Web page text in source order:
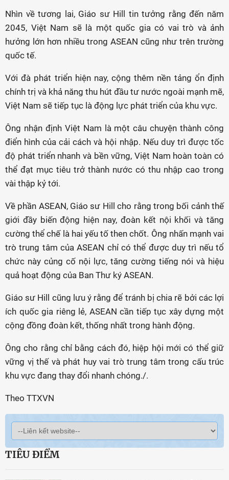
Nhìn về tương lai, Giáo sư Hill tin tưởng rằng đến năm
2045, Việt Nam sẽ là một quốc gia có vai trò và ảnh
hưởng lớn hơn nhiều trong ASEAN cũng như trên trường
quốc tế.
Với đà phát triển hiện nay, cộng thêm nền tảng ổn định
chính trị và khả năng thu hút đầu tư nước ngoài mạnh mẽ,
Việt Nam sẽ tiếp tục là động lực phát triển của khu vực.
Ông nhận định Việt Nam là một câu chuyện thành công
điển hình của cải cách và hội nhập. Nếu duy trì được tốc
độ phát triển nhanh và bền vững, Việt Nam hoàn toàn có
thể đạt mục tiêu trở thành nước có thu nhập cao trong
vài thập kỷ tới.
Về phần ASEAN, Giáo sư Hill cho rằng trong bối cảnh thế
giới đầy biến động hiện nay, đoàn kết nội khối và tăng
cường thể chế là hai yếu tố then chốt. Ông nhấn mạnh vai
trò trung tâm của ASEAN chỉ có thể được duy trì nếu tổ
chức này củng cố nội lực, tăng cường tiếng nói và hiệu
quả hoạt động của Ban Thư ký ASEAN.
Giáo sư Hill cũng lưu ý rằng để tránh bị chia rẽ bởi các lợi
ích quốc gia riêng lẻ, ASEAN cần tiếp tục xây dựng một
cộng đồng đoàn kết, thống nhất trong hành động.
Ông cho rằng chỉ bằng cách đó, hiệp hội mới có thể giữ
vững vị thế và phát huy vai trò trung tâm trong cấu trúc
khu vực đang thay đổi nhanh chóng./.
Theo TTXVN
TIÊU ĐIỂM